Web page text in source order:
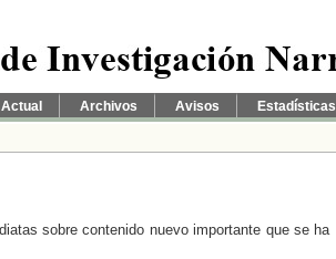
Actual Archivos Avisos Estadísticas
sobre contenido nuevo importante que se ha